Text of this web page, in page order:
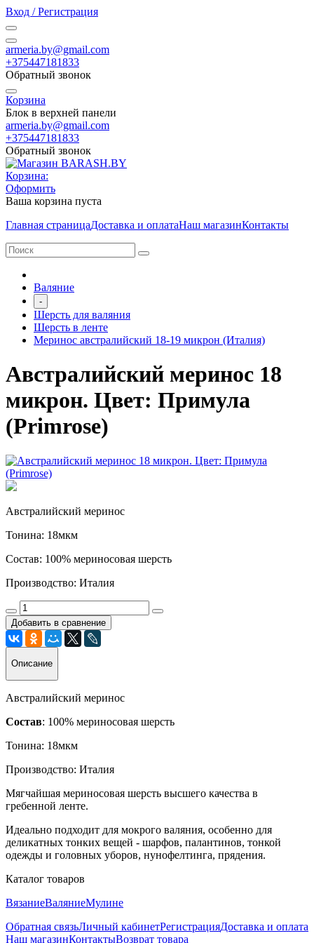
Вход / Регистрация
armeria.by@gmail.com
+375447181833
Обратный звонок
Корзина
Блок в верхней панели
armeria.by@gmail.com
+375447181833
Обратный звонок
Корзина:
Оформить
Ваша корзина пуста
Главная страницаДоставка и оплатаНаш магазинКонтакты
Валяние
-
Шерсть для валяния
Шерсть в ленте
Меринос австралийский 18-19 микрон (Италия)
Австралийский меринос 18
микрон. Цвет: Примула
(Primrose)
Австралийский меринос
Тонина: 18мкм
Состав: 100% мериносовая шерсть
Производство: Италия
Добавить в сравнение
Описание
Австралийский меринос
Состав: 100% мериносовая шерсть
Тонина: 18мкм
Производство: Италия
Мягчайшая мериносовая шерсть высшего качества в
гребенной ленте.
Идеально подходит для мокрого валяния, особенно для
деликатных тонких вещей - шарфов, палантинов, тонкой
одежды и головных уборов, нунофелтинга, прядения.
Каталог товаров
ВязаниеВаляниеМулине
Обратная связьЛичный кабинетРегистрацияДоставка и оплата
Наш магазинКонтактыВозврат товара